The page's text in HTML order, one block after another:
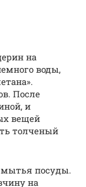
на
воды,
После
и
вещей
толченый
мытья посуды.
на